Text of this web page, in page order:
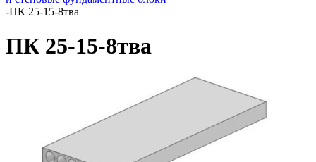
-ПК 25-15-8тва
ПК 25-15-8тва